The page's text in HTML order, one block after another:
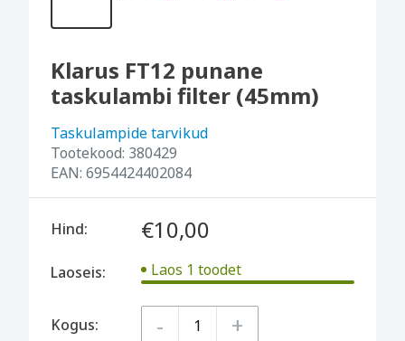
Klarus FT12 punane
taskulambi filter (45mm)
Taskulampide tarvikud
Tootekood: 380429
EAN: 6954424402084
Hind: €10,00
Laoseis: Laos 1 toodet
Kogus: - +